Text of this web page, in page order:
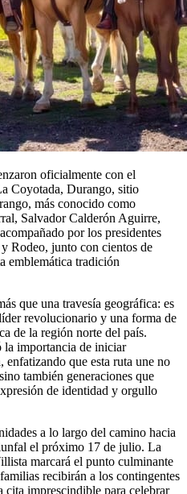
oficialmente con el
Coyotada, Durango, sitio
más conocido como
Salvador Calderón Aguirre,
por los presidentes
Rodeo, junto con cientos de
emblemática tradición
que una travesía geográfica: es
revolucionario y una forma de
de la región norte del país.
la importancia de iniciar
enfatizando que esta ruta une no
también generaciones que
de identidad y orgullo
a lo largo del camino hacia
el próximo 17 de julio. La
marcará el punto culminante
recibirán a los contingentes
cita imprescindible para celebrar